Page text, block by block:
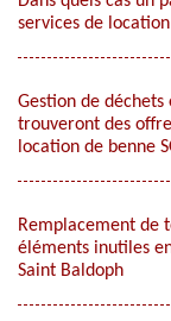
services de
Gestion de
trouveront des
location de benne
Remplacement de
éléments inutiles
Saint Baldoph